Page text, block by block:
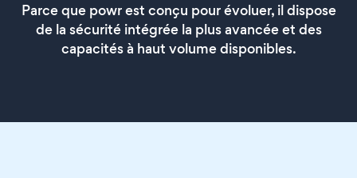
Parce que powr est conçu pour évoluer, il dispose
de la sécurité intégrée la plus avancée et des
capacités à haut volume disponibles.